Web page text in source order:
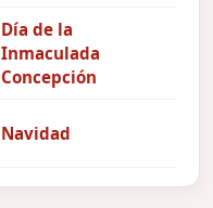
Día de la
Inmaculada
Concepción
Navidad